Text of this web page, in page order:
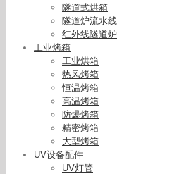
隧道式烘箱
隧道炉流水线
红外线隧道炉
工业烤箱
工业烘箱
热风烤箱
恒温烤箱
高温烤箱
防爆烤箱
精密烤箱
大型烤箱
UV设备配件
UV灯管
隧道炉厂家价格泗水新